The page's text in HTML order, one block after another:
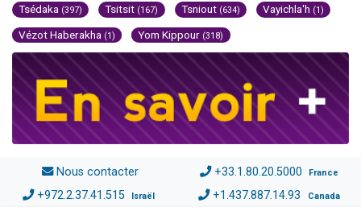
Tsédaka (397) Tsitsit (167) Tsniout (634) Vayichla'h (1)
Vézot Haberakha (1) Yom Kippour (318)
Nous contacter +33.1.80.20.5000 France
+972.2.37.41.515 Israël +1.437.887.14.93 Canada